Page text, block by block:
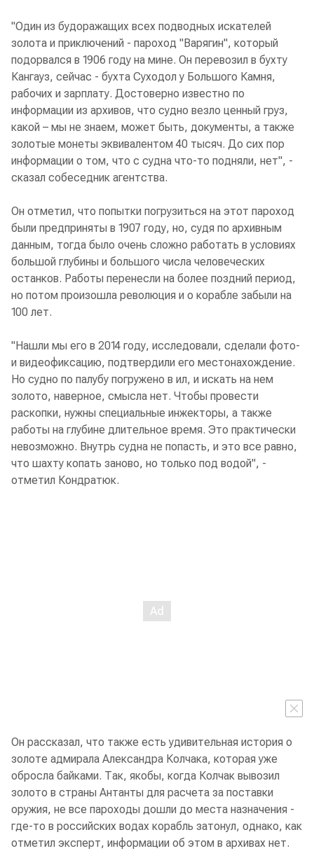
"Один из будоражащих всех подводных искателей
золота и приключений - пароход "Варягин", который
подорвался в 1906 году на мине. Он перевозил в бухту
Кангауз, сейчас - бухта Суходол у Большого Камня,
рабочих и зарплату. Достоверно известно по
информации из архивов, что судно везло ценный груз,
какой – мы не знаем, может быть, документы, а также
золотые монеты эквивалентом 40 тысяч. До сих пор
информации о том, что с судна что-то подняли, нет", -
сказал собеседник агентства.
Он отметил, что попытки погрузиться на этот пароход
были предприняты в 1907 году, но, судя по архивным
данным, тогда было очень сложно работать в условиях
большой глубины и большого числа человеческих
останков. Работы перенесли на более поздний период,
но потом произошла революция и о корабле забыли на
100 лет.
"Нашли мы его в 2014 году, исследовали, сделали фото-
и видеофиксацию, подтвердили его местонахождение.
Но судно по палубу погружено в ил, и искать на нем
золото, наверное, смысла нет. Чтобы провести
раскопки, нужны специальные инжекторы, а также
работы на глубине длительное время. Это практически
невозможно. Внутрь судна не попасть, и это все равно,
что шахту копать заново, но только под водой", -
отметил Кондратюк.
Он рассказал, что также есть удивительная история о
золоте адмирала Александра Колчака, которая уже
обросла байками. Так, якобы, когда Колчак вывозил
золото в страны Антанты для расчета за поставки
оружия, не все пароходы дошли до места назначения -
где-то в российских водах корабль затонул, однако, как
отметил эксперт, информации об этом в архивах нет.